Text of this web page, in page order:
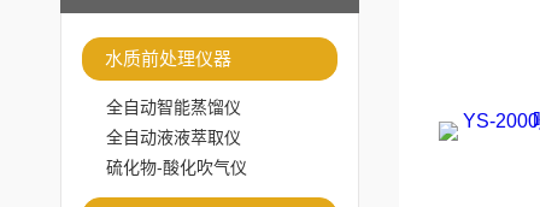
水质前处理仪器
全自动智能蒸馏仪
全自动液液萃取仪
硫化物-酸化吹气仪